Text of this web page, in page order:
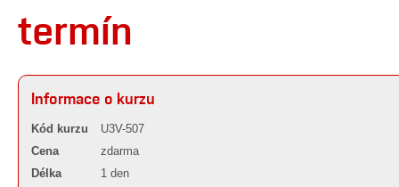
termín
Informace o kurzu
Kód kurzu
U3V-507
Cena
zdarma
Délka
1 den